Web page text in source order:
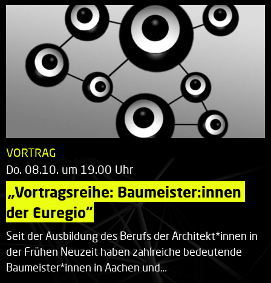
VORTRAG
Do. 08.10. um 19.00 Uhr
„Vortragsreihe: Baumeister:innen
der Euregio“
Seit der Ausbildung des Berufs der Architekt*innen in
der Frühen Neuzeit haben zahlreiche bedeutende
Baumeister*innen in Aachen und…